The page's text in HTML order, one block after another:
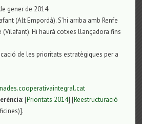
gener de 2014.
(Alt Empordà). S’hi arriba amb Renfe
(Vilafant). Hi haurà cotxes llançadora fins
de les prioritats estratègiques per a
: [Prioritats 2014] [Reestructuració